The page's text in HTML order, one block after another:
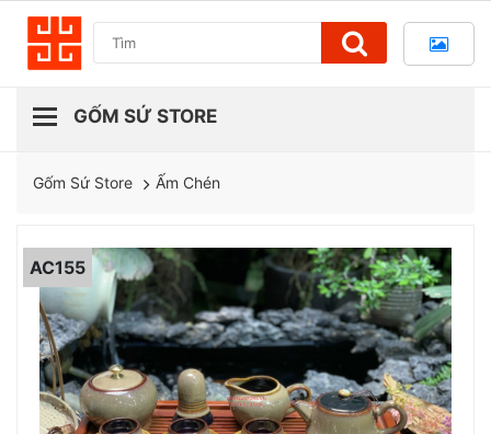
Gốm Sứ Store Ấm Chén
AC155